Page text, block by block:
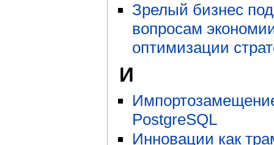
Зрелый бизнес
вопросам
оптимизации
И
PostgreSQL
Инновации как